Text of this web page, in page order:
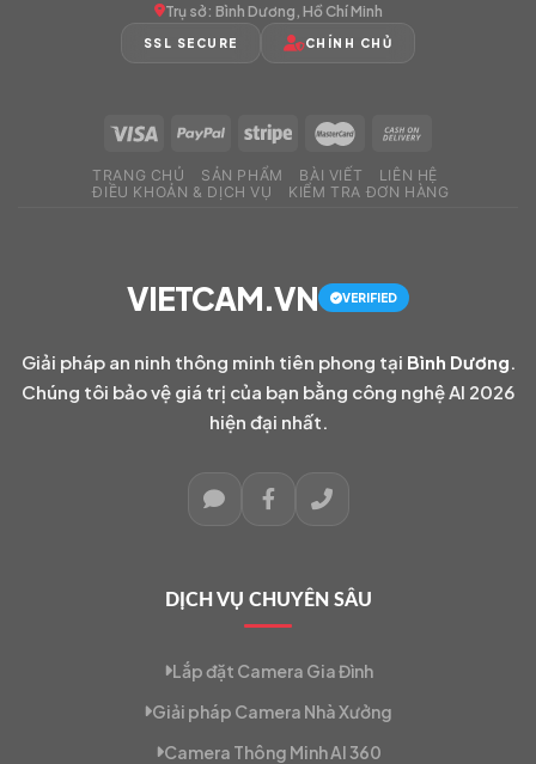
Trụ sở: Bình Dương, Hồ Chí Minh
SSL SECURE CHÍNH CHỦ
TRANG CHỦ SẢN PHẨM BÀI VIẾT
LIÊN HỆ
ĐIỀU KHOẢN & DỊCH VỤ
KIỂM TRA ĐƠN HÀNG
VIETCAM.VN VERIFIED
Giải pháp an ninh thông minh tiên phong tại Bình Dương
Chúng tôi bảo vệ giá trị của bạn bằng công nghệ AI 2026
hiện đại nhất.
DỊCH VỤ CHUYÊN SÂU
Lắp đặt Camera Gia Đình
Giải pháp Camera Nhà Xưởng
Camera Thông Minh AI 360